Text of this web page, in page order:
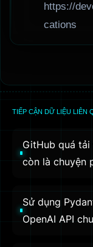
https://
cations
TIẾP CẬN DỮ LIỆU LIÊN
GitHub quá
còn là chuyện
Sử dụng
OpenAI API